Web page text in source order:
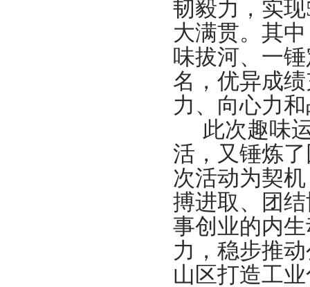
韧毅力，实现
大满贯。其
味拔河、一
名，优异成
力、向心力
此次趣味
活，又锤炼
次活动为契
搏进取、团
事创业的内
力，稳步推
山区打造工